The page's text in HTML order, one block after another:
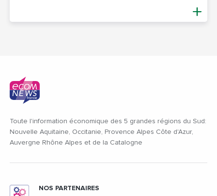
Toute l'information économique des 5 grandes régions du Sud:
Nouvelle Aquitaine, Occitanie, Provence Alpes Côte d'Azur,
Auvergne Rhône Alpes et de la Catalogne
NOS PARTENAIRES